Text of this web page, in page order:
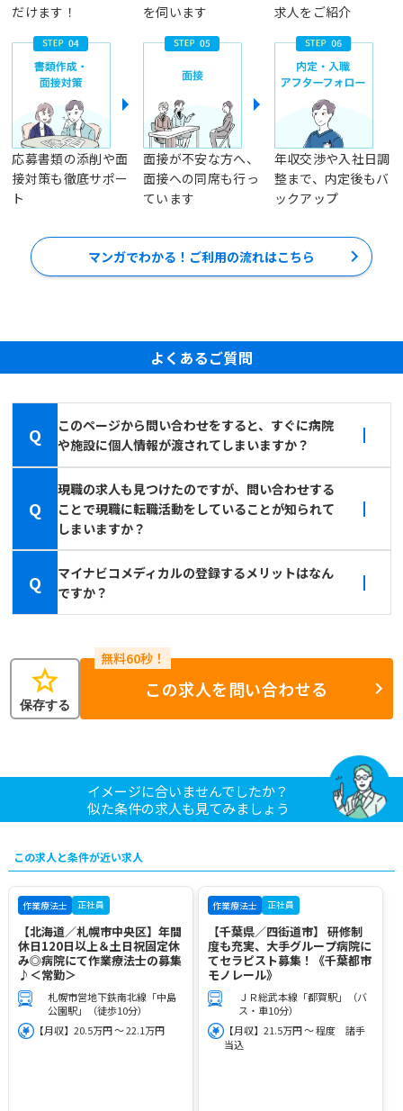
だけます！
を伺います
求人をご紹介
応募書類の添削や面
接対策も徹底サポー
ト
面接が不安な方へ、
面接への同席も行っ
ています
年収交渉や入社日調
整まで、内定後もバ
ックアップ
マンガでわかる！ご利用の流れはこちら
よくあるご質問
Q
このページから問い合わせをすると、すぐに病院
や施設に個人情報が渡されてしまいますか？
Q
現職の求人も見つけたのですが、問い合わせする
ことで現職に転職活動をしていることが知られて
しまいますか？
Q
マイナビコメディカルの登録するメリットはなん
ですか？
star
保存する
この求人を問い合わせる
イメージに合いませんでしたか？
似た条件の求人も見てみましょう
この求人と条件が近い求人
作業療法士 正社員
【北海道／札幌市中央区】年間
休日120日以上＆土日祝固定休
み◎病院にて作業療法士の募集
♪＜常勤＞
札幌市営地下鉄南北線「中島
公園駅」（徒歩10分）
【月収】20.5万円 ～ 22.1万円
作業療法士 正社員
【千葉県／四街道市】 研修制
度も充実、大手グループ病院に
てセラピスト募集！《千葉都市
モノレール》
ＪＲ総武本線「都賀駅」（バ
ス・車10分）
【月収】21.5万円 ～ 程度 諸手
当込